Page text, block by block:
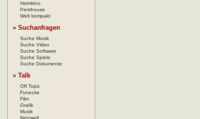
Heimkino
Penthouse
Welt kompakt
» Suchanfragen
Suche Musik
Suche Video
Suche Software
Suche Spiele
Suche Dokumente
» Talk
Off Topic
Funecke
Film
Grafik
Musik